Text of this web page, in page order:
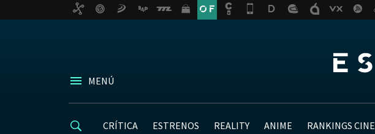
MENÚ
CRÍTICA ESTRENOS REALITY ANIME RANKINGS CINE